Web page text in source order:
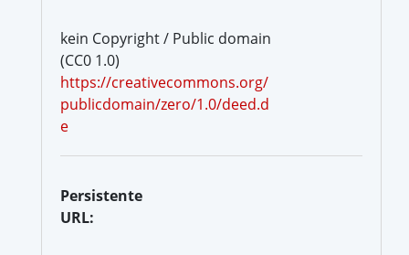
kein Copyright / Public domain
(CC0 1.0)
https://creativecommons.org/
publicdomain/zero/1.0/deed.d
e
Persistente
URL: